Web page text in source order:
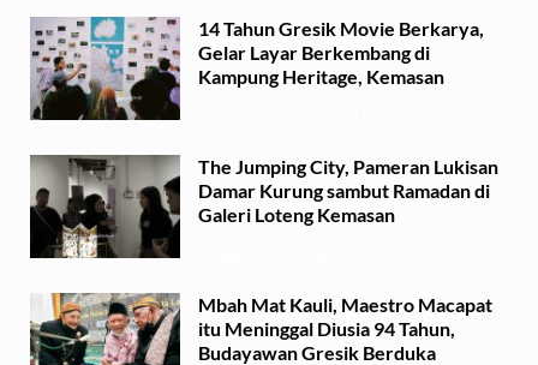
14 Tahun Gresik Movie Berkarya,
Gelar Layar Berkembang di
Kampung Heritage, Kemasan
The Jumping City, Pameran Lukisan
Damar Kurung sambut Ramadan di
Galeri Loteng Kemasan
Mbah Mat Kauli, Maestro Macapat
itu Meninggal Diusia 94 Tahun,
Budayawan Gresik Berduka